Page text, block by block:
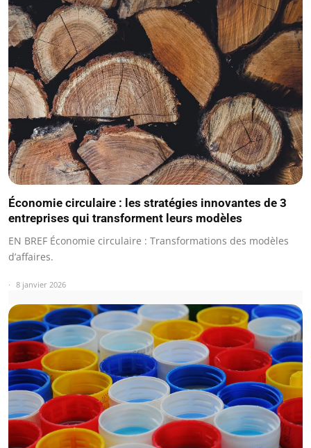
Économie circulaire : les stratégies innovantes de 3
entreprises qui transforment leurs modèles
EN BREF Économie circulaire : Transformations des modèles
d’affaires.
8 janvier 2026